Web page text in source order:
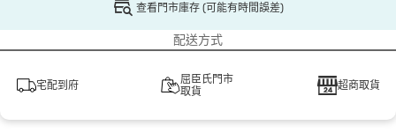
查看門市庫存 (可能有時間誤差)
配送方式
宅配到府
屈臣氏門市
取貨
超商取貨